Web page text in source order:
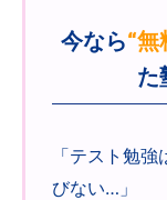
今なら“無
た
「テスト勉
びない…」